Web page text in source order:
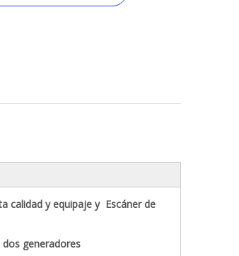
calidad y equipaje y Escáner de
dos generadores